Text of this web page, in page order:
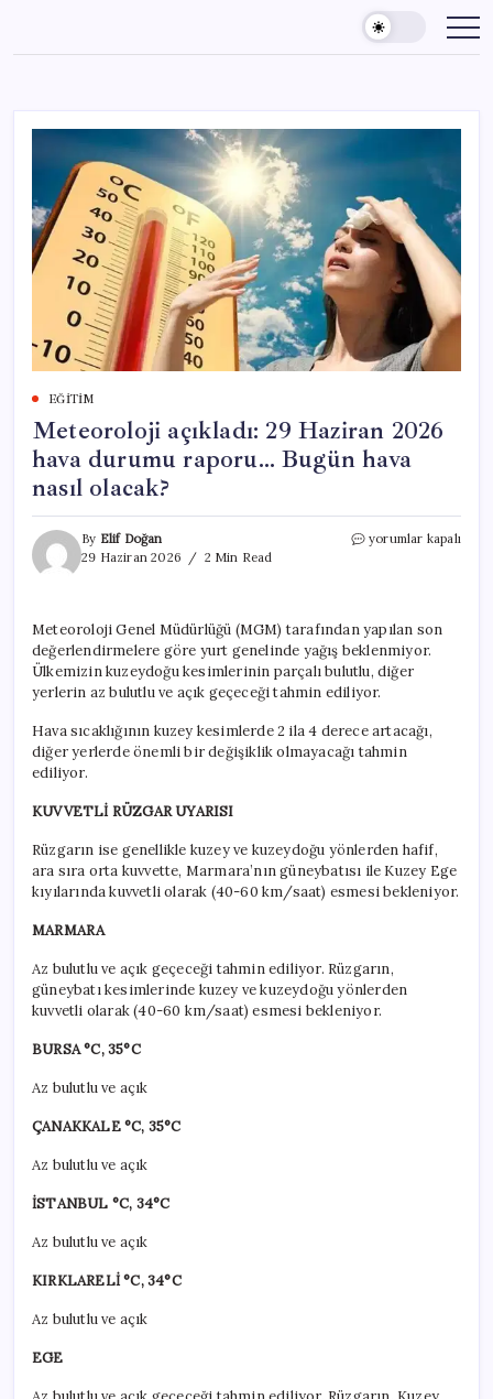
content
EĞITIM
Meteoroloji açıkladı: 29 Haziran 2026
hava durumu raporu… Bugün hava
nasıl olacak?
By Elif Doğan
29 Haziran 2026
2 Min Read
Meteoroloji
hava
durumu
raporu…
Bugün
nasıl
olacak?
için
yorumlar kapalı
Meteoroloji Genel Müdürlüğü (MGM) tarafından yapılan son
değerlendirmelere göre yurt genelinde yağış beklenmiyor.
Ülkemizin kuzeydoğu kesimlerinin parçalı bulutlu, diğer
yerlerin az bulutlu ve açık geçeceği tahmin ediliyor.
Hava sıcaklığının kuzey kesimlerde 2 ila 4 derece artacağı,
diğer yerlerde önemli bir değişiklik olmayacağı tahmin
ediliyor.
KUVVETLİ RÜZGAR UYARISI
Rüzgarın ise genellikle kuzey ve kuzeydoğu yönlerden hafif,
ara sıra orta kuvvette, Marmara’nın güneybatısı ile Kuzey Ege
kıyılarında kuvvetli olarak (40-60 km/saat) esmesi bekleniyor.
MARMARA
Az bulutlu ve açık geçeceği tahmin ediliyor. Rüzgarın,
güneybatı kesimlerinde kuzey ve kuzeydoğu yönlerden
kuvvetli olarak (40-60 km/saat) esmesi bekleniyor.
BURSA °C, 35°C
Az bulutlu ve açık
ÇANAKKALE °C, 35°C
Az bulutlu ve açık
İSTANBUL °C, 34°C
Az bulutlu ve açık
KIRKLARELİ °C, 34°C
Az bulutlu ve açık
EGE